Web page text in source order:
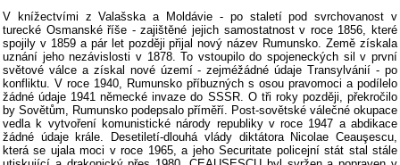
V knížectvími z Valašska a Moldávie - po staletí pod svrchovanost v
turecké Osmanské říše - zajištěné jejich samostatnost v roce 1856, které
spojily v 1859 a pár let později přijal nový název Rumunsko. Země získala
uznání jeho nezávislosti v 1878. To vstoupilo do spojeneckých sil v první
světové válce a získal nové území - zejméžádné údaje Transylvánií - po
konfliktu. V roce 1940, Rumunsko příbuzných s osou pravomoci a podílelo
žádné údaje 1941 německé invaze do SSSR. O tři roky později, překročilo
by Sovětům, Rumunsko podepsalo příměří. Post-sovětské válečné okupace
vedla k vytvoření komunistické národy republiky v roce 1947 a abdikace
žádné údaje krále. Desetiletí-dlouhá vlády diktátora Nicolae Ceauşescu,
která se ujala moci v roce 1965, a jeho Securitate policejní stát stal stále